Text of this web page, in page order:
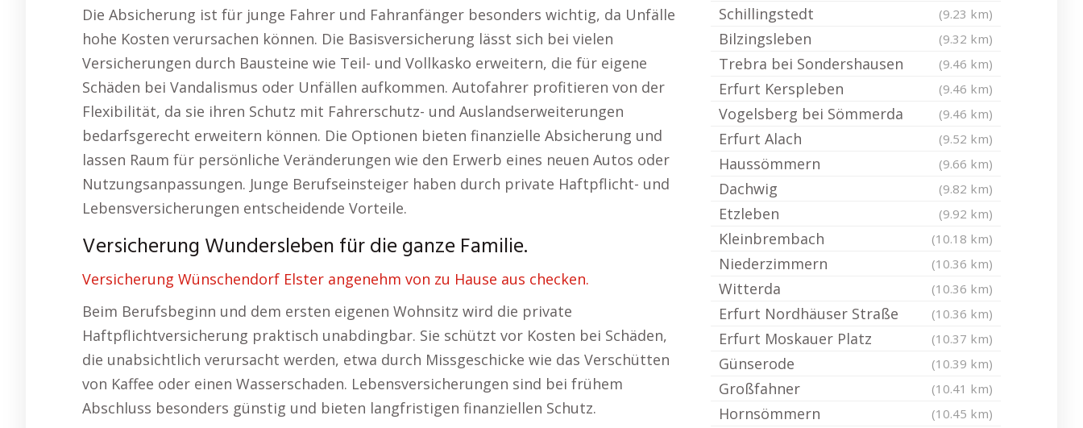
Die Absicherung ist für junge Fahrer und Fahranfänger besonders wichtig, da Unfälle
hohe Kosten verursachen können. Die Basisversicherung lässt sich bei vielen
Versicherungen durch Bausteine wie Teil- und Vollkasko erweitern, die für eigene
Schäden bei Vandalismus oder Unfällen aufkommen. Autofahrer profitieren von der
Flexibilität, da sie ihren Schutz mit Fahrerschutz- und Auslandserweiterungen
bedarfsgerecht erweitern können. Die Optionen bieten finanzielle Absicherung und
lassen Raum für persönliche Veränderungen wie den Erwerb eines neuen Autos oder
Nutzungsanpassungen. Junge Berufseinsteiger haben durch private Haftpflicht- und
Lebensversicherungen entscheidende Vorteile.
Versicherung Wundersleben für die ganze Familie.
Versicherung Wünschendorf Elster angenehm von zu Hause aus checken.
Beim Berufsbeginn und dem ersten eigenen Wohnsitz wird die private
Haftpflichtversicherung praktisch unabdingbar. Sie schützt vor Kosten bei Schäden,
die unabsichtlich verursacht werden, etwa durch Missgeschicke wie das Verschütten
von Kaffee oder einen Wasserschaden. Lebensversicherungen sind bei frühem
Abschluss besonders günstig und bieten langfristigen finanziellen Schutz.
Schillingstedt (9.23 km)
Bilzingsleben (9.32 km)
Trebra bei Sondershausen (9.46 km)
Erfurt Kerspleben (9.46 km)
Vogelsberg bei Sömmerda (9.46 km)
Erfurt Alach (9.52 km)
Haussömmern (9.66 km)
Dachwig (9.82 km)
Etzleben (9.92 km)
Kleinbrembach (10.18 km)
Niederzimmern (10.36 km)
Witterda (10.36 km)
Erfurt Nordhäuser Straße (10.36 km)
Erfurt Moskauer Platz (10.37 km)
Günserode (10.39 km)
Großfahner (10.41 km)
Hornsömmern (10.45 km)